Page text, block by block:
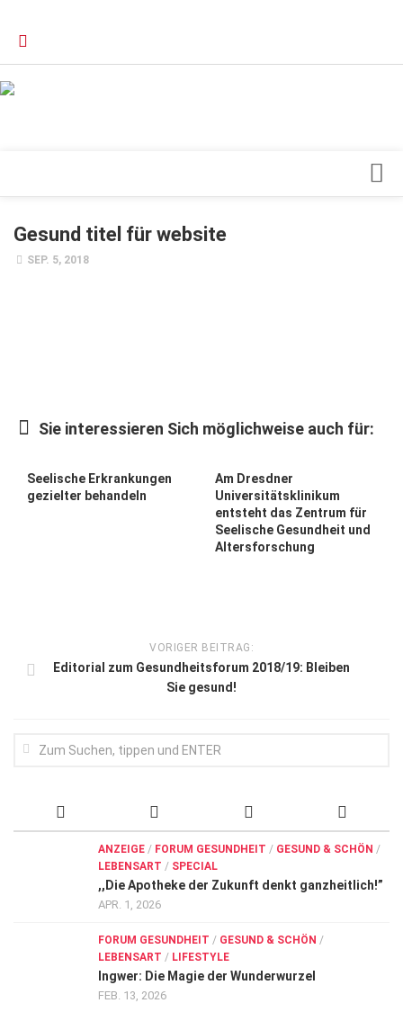
Forschung
Forum Gesundheit
Lebensart
Gesund titel für website
SEP. 5, 2018
Sie interessieren Sich möglichweise auch für:
Seelische Erkrankungen
gezielter behandeln
Am Dresdner
Universitätsklinikum
entsteht das Zentrum für
Seelische Gesundheit und
Altersforschung
VORIGER BEITRAG:
Editorial zum Gesundheitsforum 2018/19: Bleiben
Sie gesund!
ANZEIGE / FORUM GESUNDHEIT / GESUND & SCHÖN /
LEBENSART / SPECIAL
,,Die Apotheke der Zukunft denkt ganzheitlich!”
APR. 1, 2026
FORUM GESUNDHEIT / GESUND & SCHÖN /
LEBENSART / LIFESTYLE
Ingwer: Die Magie der Wunderwurzel
FEB. 13, 2026